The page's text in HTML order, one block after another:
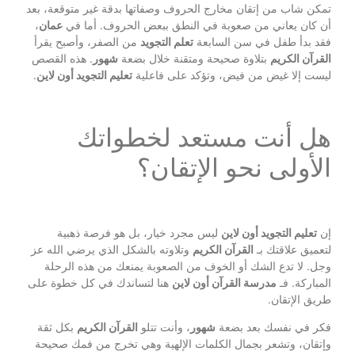
تمكن شاب من إتقان مخارج الحروف وصفاتها بدقة غير متوقعة، بعد
أن كان يعاني من صعوبة في النطق ببعض الحروف. أما في عمان،
فقد بدأ طفل في سن السابعة تعلم التجويد من الصفر، وأصبح يقرأ
القرآن الكريم بتلاوة صحيحة ومتقنة خلال بضعة شهور . هذه القصص
ليست إلا غيض من فيض، وتؤكد على فاعلية تعليم التجويد أون لاين.
هل أنت مستعد لخطواتك
الأولى نحو الإتقان؟
إن تعليم التجويد أون لاين ليس مجرد خيار، بل هو فرصة ذهبية
لتعميق علاقتك بـ القرآن الكريم وتلاوته بالشكل الذي يرضي الله عز
وجل. لا تدع الشك أو الخوف من الصعوبة يمنعك من هذه الرحلة
المباركة. فـ مدرسة القرآن أون لاين هنا لتساندك في كل خطوة على
طريق الإتقان.
فكر في نفسك بعد بضعة شهور ، وأنت تتلو القرآن الكريم بكل ثقة
وإتقان، وتشعر بجمال الكلمات الإلهية وهي تخرج من فمك صحيحة